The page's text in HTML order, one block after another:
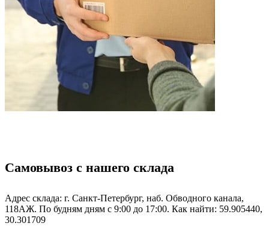
Самовывоз с нашего склада
Адрес склада: г. Санкт-Петербург, наб. Обводного канала,
118АЖ. По будням дням с 9:00 до 17:00. Как найти: 59.905440,
30.301709